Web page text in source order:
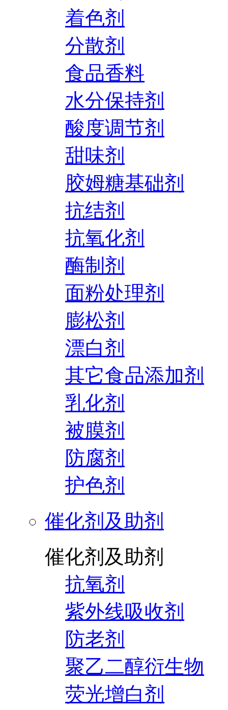
着色剂
分散剂
食品香料
水分保持剂
酸度调节剂
甜味剂
胶姆糖基础剂
抗结剂
抗氧化剂
酶制剂
面粉处理剂
膨松剂
漂白剂
其它食品添加剂
乳化剂
被膜剂
防腐剂
护色剂
催化剂及助剂
催化剂及助剂
抗氧剂
紫外线吸收剂
防老剂
聚乙二醇衍生物
荧光增白剂